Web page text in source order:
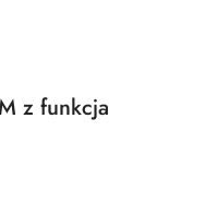
z funkcja